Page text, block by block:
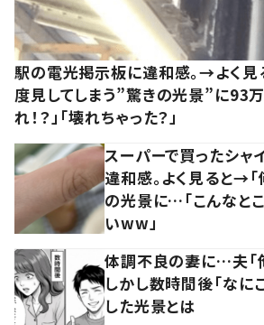
駅の電光掲示板に違和感。→よく
度見してしまう”驚きの光景”に93
れ！？」「壊れちゃった？」
スーパーで買ったシャ
違和感。よく見ると→「
の光景に…「こんなとこ
いww」
体調不良の妻に…夫「
しかし数時間後「なに
した光景とは